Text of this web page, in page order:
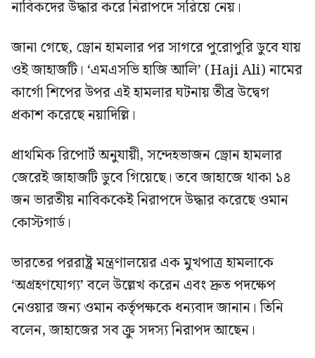
নাবিকদের উদ্ধার করে নিরাপদে সরিয়ে নেয়।
জানা গেছে, ড্রোন হামলার পর সাগরে পুরোপুরি ডুবে যায়
ওই জাহাজটি। ‘এমএসভি হাজি আলি’ (Haji Ali) নামের
কার্গো শিপের উপর এই হামলার ঘটনায় তীব্র উদ্বেগ
প্রকাশ করেছে নয়াদিল্লি।
প্রাথমিক রিপোর্ট অনুযায়ী, সন্দেহভাজন ড্রোন হামলার
জেরেই জাহাজটি ডুবে গিয়েছে। তবে জাহাজে থাকা ১৪
জন ভারতীয় নাবিককেই নিরাপদে উদ্ধার করেছে ওমান
কোস্টগার্ড।
ভারতের পররাষ্ট্র মন্ত্রণালয়ের এক মুখপাত্র হামলাকে
‘অগ্রহণযোগ্য’ বলে উল্লেখ করেন এবং দ্রুত পদক্ষেপ
নেওয়ার জন্য ওমান কর্তৃপক্ষকে ধন্যবাদ জানান। তিনি
বলেন, জাহাজের সব ক্রু সদস্য নিরাপদ আছেন।